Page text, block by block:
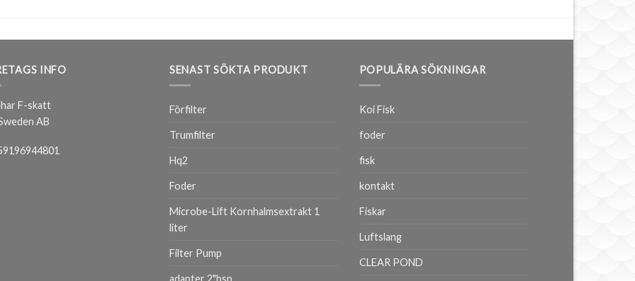
INFO
F-skatt
AB
SENAST SÖKTA PRODUKT
Förfilter
Trumfilter
Hq2
Foder
Microbe-Lift Kornhalmsextrakt 1
liter
Filter Pump
adapter 2"bsp
POPULÄRA SÖKNINGAR
Koi Fisk
foder
fisk
kontakt
Fiskar
Luftslang
CLEAR POND